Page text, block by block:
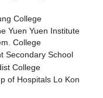
College
Yuen Yuen Institute
College
Secondary School
College
of Hospitals Lo Kon